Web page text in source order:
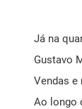
Já na
Gustavo
Vendas e
Ao longo